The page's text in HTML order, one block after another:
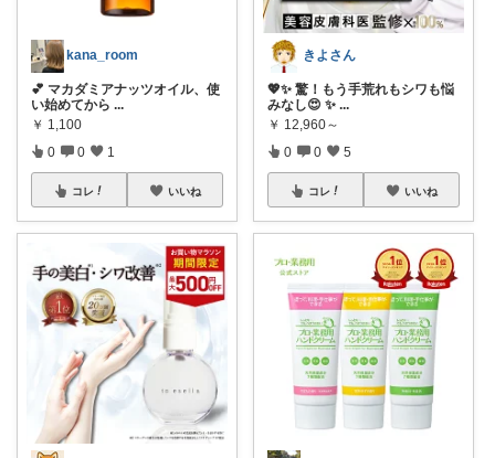
kana_room
💕 マカダミアナッツオイル、使
い始めてから ...
￥ 1,100
0 0 1
コレ いいね
きよさん
💖✨ 驚！もう手荒れもシワも悩
みなし😍 ✨ ...
￥ 12,960～
0 0 5
コレ いいね